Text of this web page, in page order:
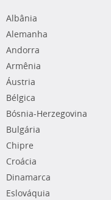
Albânia
Alemanha
Andorra
Armênia
Áustria
Bélgica
Bósnia-Herzegovina
Bulgária
Chipre
Croácia
Dinamarca
Eslováquia